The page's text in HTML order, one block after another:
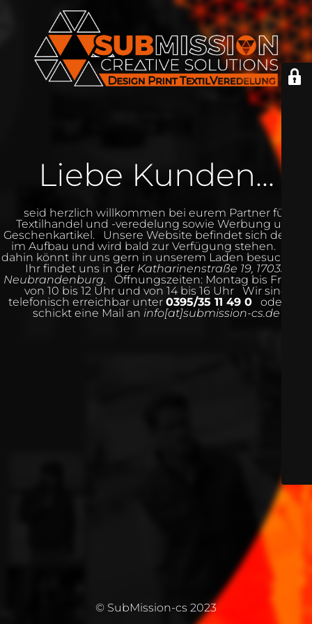
Liebe Kunden...
seid herzlich willkommen bei eurem Partner für
Textilhandel und -veredelung sowie Werbung und
Geschenkartikel. Unsere Website befindet sich derzeit
im Aufbau und wird bald zur Verfügung stehen. Bis
dahin könnt ihr uns gern in unserem Laden besuchen.
Ihr findet uns in der Katharinenstraße 19, 17033
Neubrandenburg. Öffnungszeiten:Montag bis Freitag
von 10 bis 12 Uhr und von 14 bis 16 Uhr Wir sind
telefonisch erreichbar unter 0395/35 11 49 0 oder ihr
schickt eine Mail an info[at]submission-cs.de
© SubMission-cs 2023